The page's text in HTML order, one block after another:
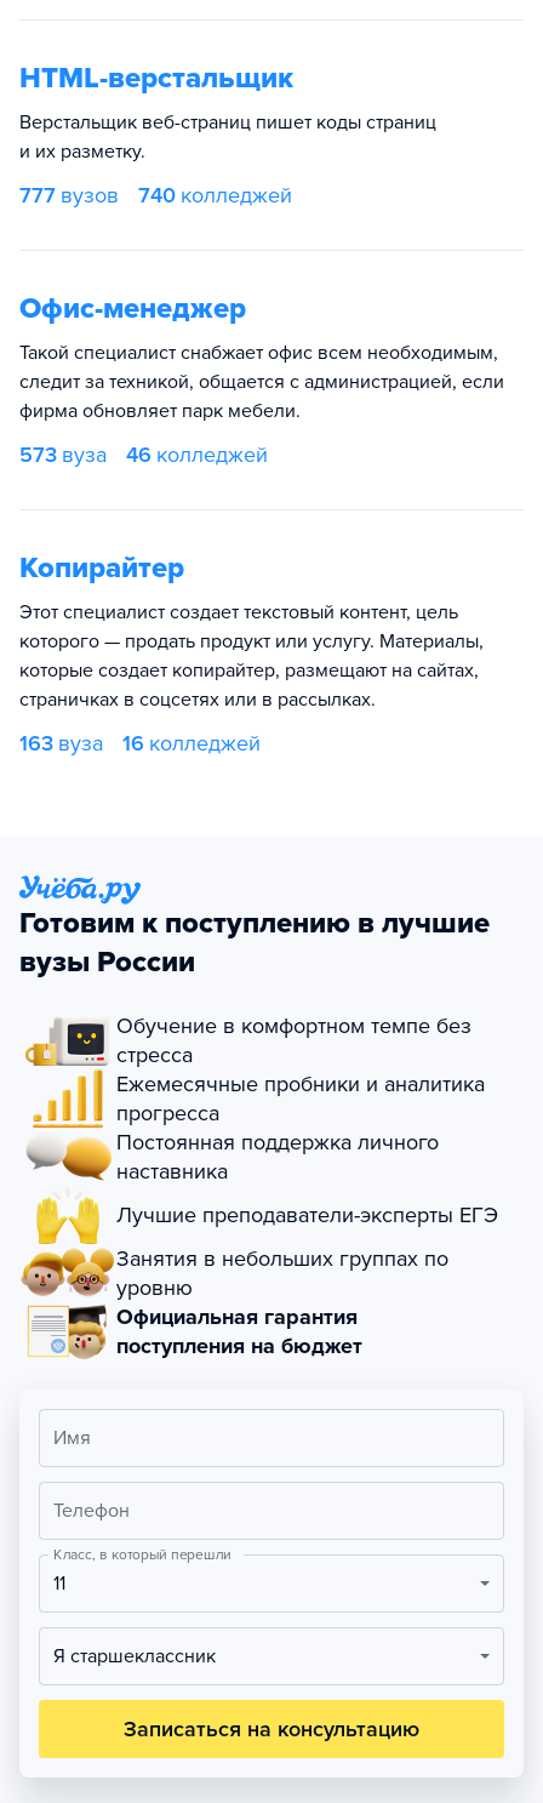
HTML-верстальщик
Верстальщик веб-страниц пишет коды страниц
и их разметку.
777 вузов 740 колледжей
Офис-менеджер
Такой специалист снабжает офис всем необходимым,
следит за техникой, общается с администрацией, если
фирма обновляет парк мебели.
573 вуза 46 колледжей
Копирайтер
Этот специалист создает текстовый контент, цель
которого — продать продукт или услугу. Материалы,
которые создает копирайтер, размещают на сайтах,
страничках в соцсетях или в рассылках.
163 вуза 16 колледжей
Готовим к поступлению в лучшие
вузы России
Обучение в комфортном темпе без
стресса
Ежемесячные пробники и аналитика
прогресса
Постоянная поддержка личного
наставника
Лучшие преподаватели-эксперты ЕГЭ
Занятия в небольших группах по
уровню
Официальная гарантия
поступления на бюджет
Имя
Телефон
Класс, в который перешли
11
Я старшеклассник
Записаться на консультацию